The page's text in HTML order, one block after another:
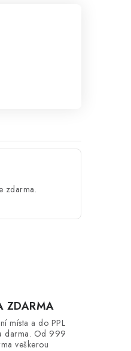
zdarma.
ZDARMA
místa a do PPL
darma. Od 999
veškerou